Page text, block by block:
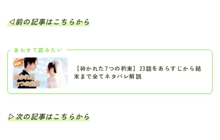
◁前の記事はこちらから
あわせて読みたい
【砕かれた7つの約束】23話をあらすじから結
末まで全てネタバレ解説
▷次の記事はこちらから